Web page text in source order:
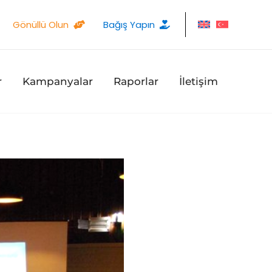
Gönüllü Olun Bağış Yapın
Kampanyalar Raporlar İletişim